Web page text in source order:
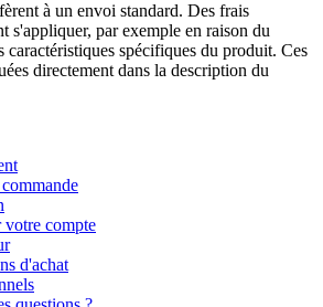
à un envoi standard. Des frais
s'appliquer, par exemple en raison du
caractéristiques spécifiques du produit. Ces
directement dans la description du
compte
d'achat